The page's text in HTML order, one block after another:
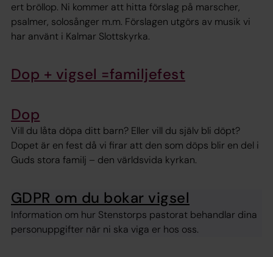
ert bröllop. Ni kommer att hitta förslag på marscher,
psalmer, solosånger m.m. Förslagen utgörs av musik vi
har använt i Kalmar Slottskyrka.
Dop + vigsel =familjefest
Dop
Vill du låta döpa ditt barn? Eller vill du själv bli döpt?
Dopet är en fest då vi firar att den som döps blir en del i
Guds stora familj – den världsvida kyrkan.
GDPR om du bokar vigsel
Information om hur Stenstorps pastorat behandlar dina
personuppgifter när ni ska viga er hos oss.